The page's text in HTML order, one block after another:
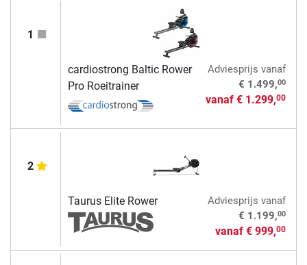
1
cardiostrong Baltic Rower
Pro Roeitrainer
Adviesprijs vanaf
€ 1.499,00
vanaf € 1.299,00
2
Taurus Elite Rower Adviesprijs vanaf
€ 1.199,00
vanaf € 999,00